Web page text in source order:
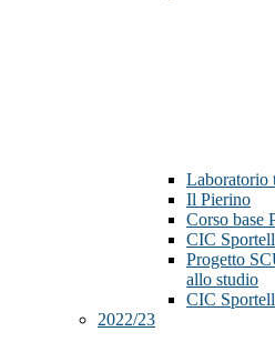
Laboratorio
Il Pierino
Corso base
CIC
Progetto
allo studio
CIC
2022/23